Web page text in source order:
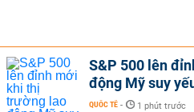
S&P 500 lên
động Mỹ suy
QUỐC TẾ - 1 phút trước